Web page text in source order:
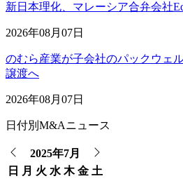
新日本理化、マレーシア合弁会社
2026年08月07日
のむら産業が子会社のパックウェ
譲渡へ
2026年08月07日
日付別M&Aニュース
2025年7月
日
月 火 水 木 金 土